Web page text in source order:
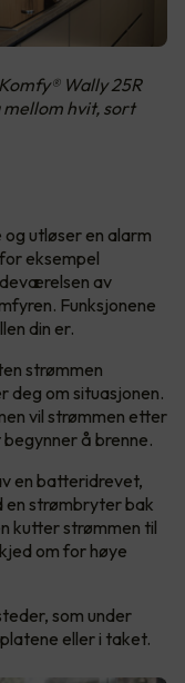
Wally 25R
hvit, sort
utløser en alarm
eksempel
av
Funksjonene
din er.
strømmen
deg om situasjonen.
vil strømmen etter
å brenne.
en batteridrevet,
en strømbryter bak
kutter strømmen til
om for høye
som under
eller i taket.